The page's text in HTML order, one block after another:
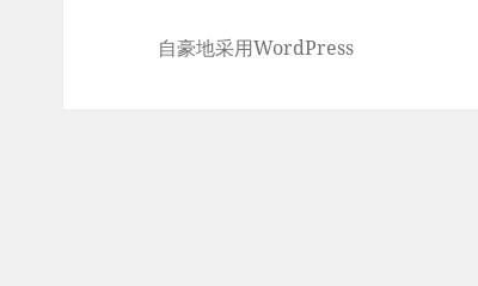
自豪地采用WordPress